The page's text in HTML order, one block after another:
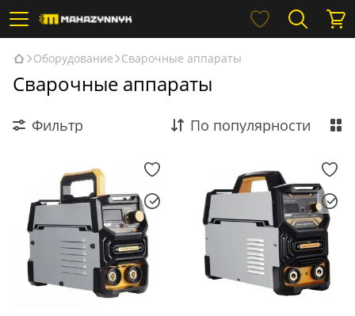
Оборудование Сварочные аппараты
Сварочные аппараты
Фильтр По популярности